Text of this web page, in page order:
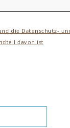
die Datenschutz-
davon ist